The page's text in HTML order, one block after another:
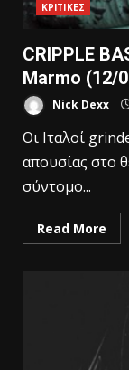
ΚΡΙΤΙΚΕΣ
CRIPPLE
Marmo (12/
Nick Dexx
Οι Ιταλοί
απουσίας στο
σύντομο...
Read More